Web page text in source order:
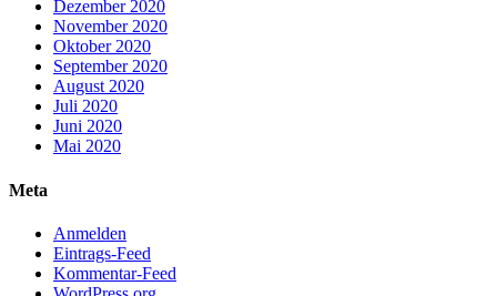
Dezember 2020
November 2020
Oktober 2020
September 2020
August 2020
Juli 2020
Juni 2020
Mai 2020
Meta
Anmelden
Eintrags-Feed
Kommentar-Feed